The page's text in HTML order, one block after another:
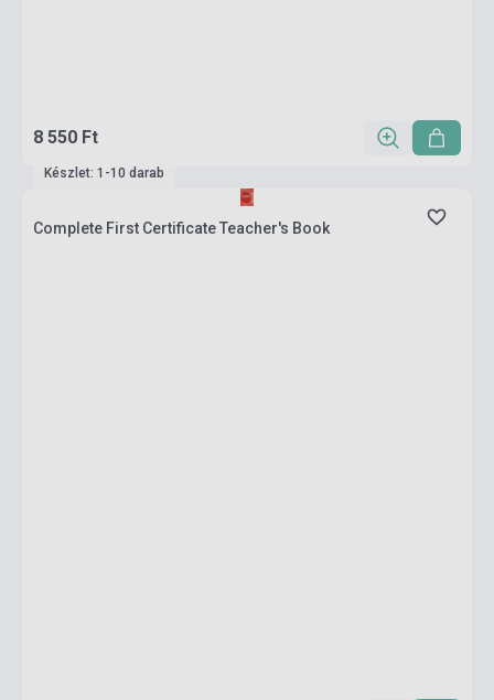
8 550 Ft
Készlet: 1-10 darab
Complete First Certificate Teacher's Book